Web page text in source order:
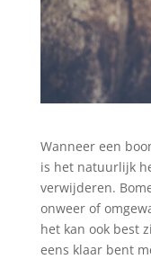
Wanneer een
is het natuurlijk
verwijderen.
onweer of
het kan ook best
eens klaar bent